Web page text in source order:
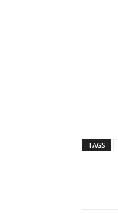
TAGS